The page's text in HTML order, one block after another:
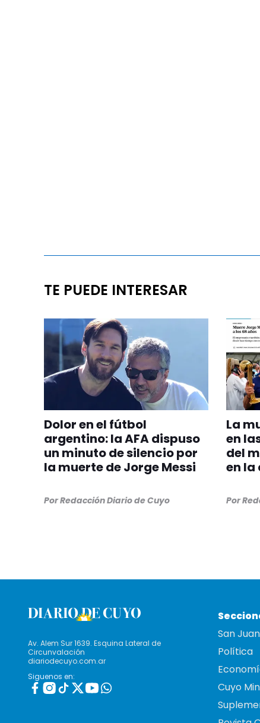
TE PUEDE INTERESAR
Dolor en el fútbol
argentino: la AFA dispuso
un minuto de silencio por
la muerte de Jorge Messi
PorRedacción Diario de Cuyo
La
en
del
en la
Por
Av. Alem Sur 1639. Esquina Lateral de
Circunvalación
diariodecuyo.com.ar
Siguenos en:
San Juan
Política
Cuyo